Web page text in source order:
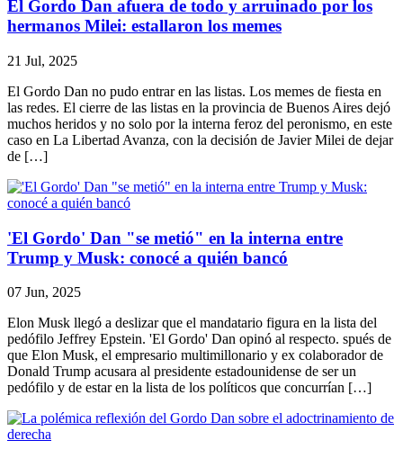
El Gordo Dan afuera de todo y arruinado por los
hermanos Milei: estallaron los memes
21 Jul, 2025
El Gordo Dan no pudo entrar en las listas. Los memes de fiesta en
las redes. El cierre de las listas en la provincia de Buenos Aires dejó
muchos heridos y no solo por la interna feroz del peronismo, en este
caso en La Libertad Avanza, con la decisión de Javier Milei de dejar
de […]
'El Gordo' Dan "se metió" en la interna entre
Trump y Musk: conocé a quién bancó
07 Jun, 2025
Elon Musk llegó a deslizar que el mandatario figura en la lista del
pedófilo Jeffrey Epstein. 'El Gordo' Dan opinó al respecto. spués de
que Elon Musk, el empresario multimillonario y ex colaborador de
Donald Trump acusara al presidente estadounidense de ser un
pedófilo y de estar en la lista de los políticos que concurrían […]